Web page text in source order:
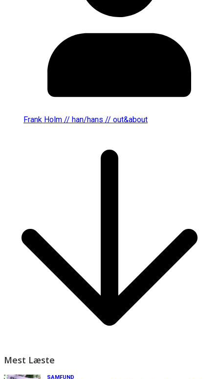
Frank Holm // han/hans // out&about
Mest Læste